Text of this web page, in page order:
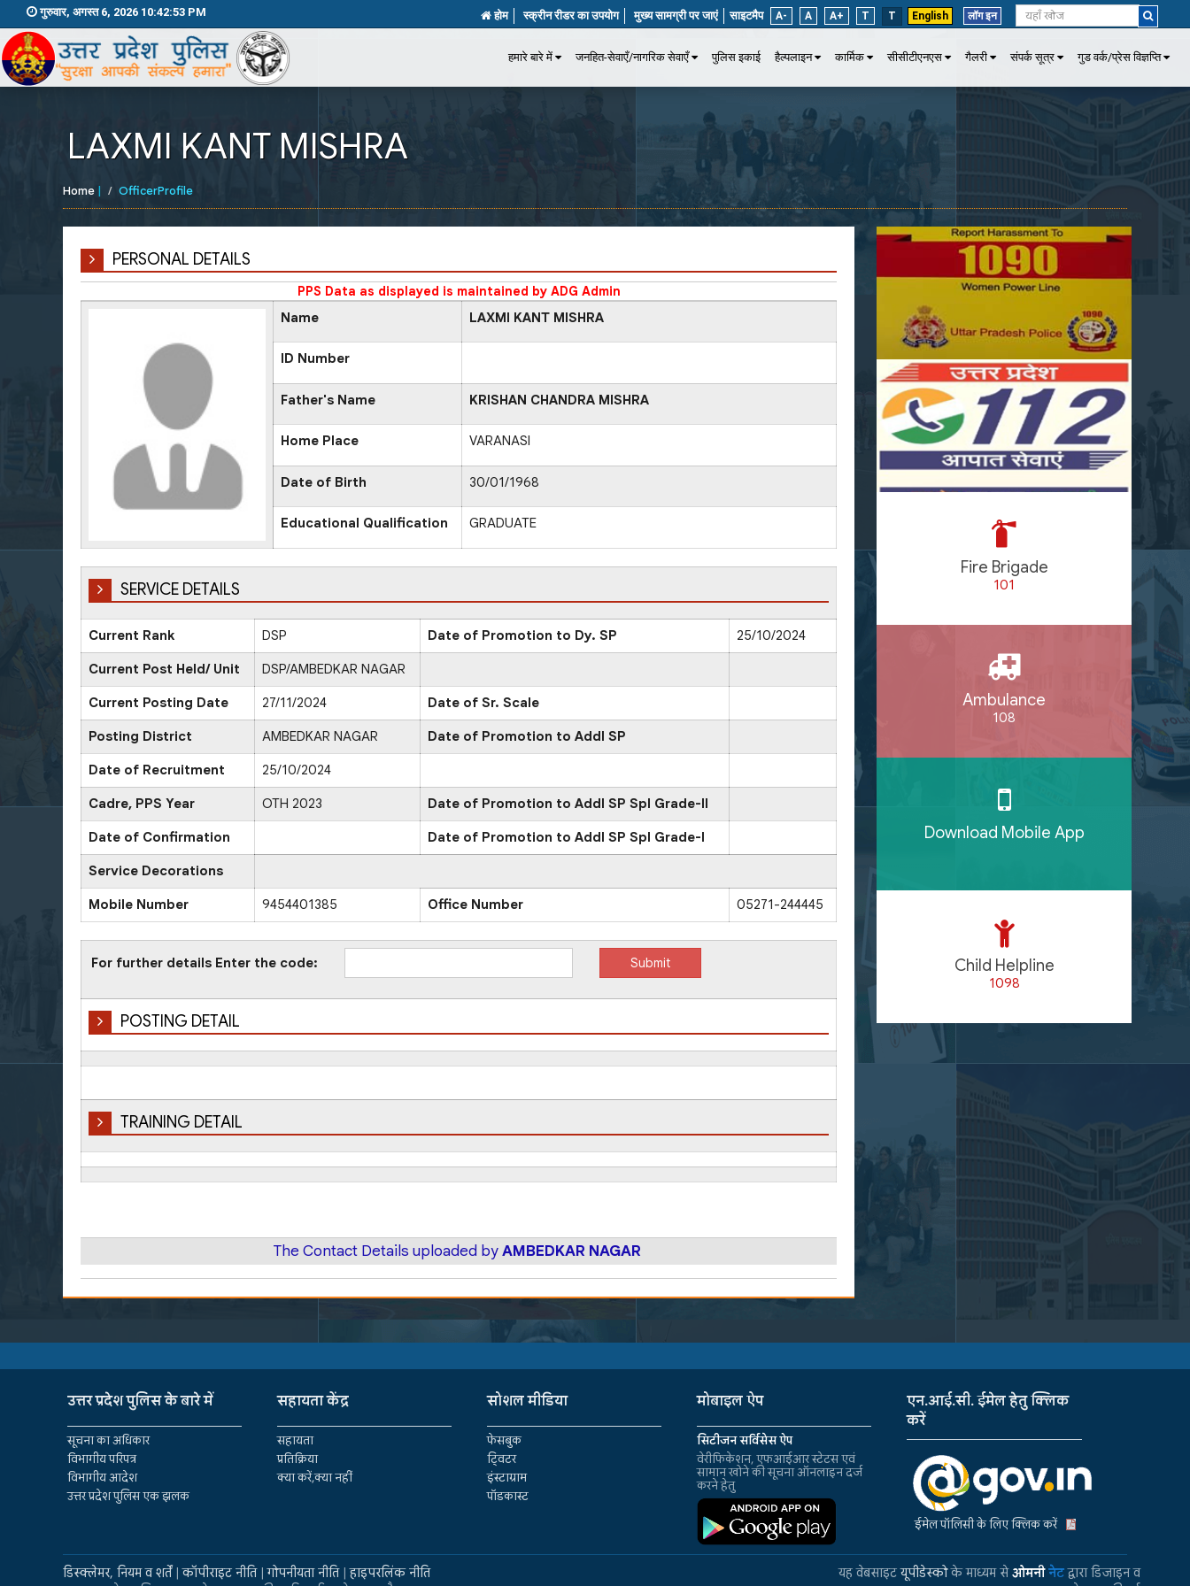
गुरुवार, अगस्त 6, 2026 10:42:54 PM होम स्क्रीन रीडर का उपयोग मुख्य सामग्री पर जाएं साइटमैप A- A A+ T T English लॉग इन
हमारे बारे में जनहित-सेवाएँ/नागरिक सेवाएँ पुलिस इकाई हैल्पलाइन कार्मिक सीसीटीएनएस गैलरी संपर्क सूत्र गुड वर्क/प्रेस विज्ञप्ति
LAXMI KANT MISHRA
Home | OfficerProfile
PERSONAL DETAILS
PPS Data as displayed is maintained by ADG Admin
Name
LAXMI KANT MISHRA
ID Number
Father's Name KRISHAN CHANDRA MISHRA
Home Place VARANASI
Date of Birth 30/01/1968
Educational Qualification GRADUATE
SERVICE DETAILS
Current Rank DSP Date of Promotion to Dy. SP 25/10/2024
Current Post Held/ Unit DSP/AMBEDKAR NAGAR
Current Posting Date 27/11/2024 Date of Sr. Scale
Posting District AMBEDKAR NAGAR Date of Promotion to Addl SP
Date of Recruitment 25/10/2024
Cadre, PPS Year OTH 2023 Date of Promotion to Addl SP Spl Grade-II
Date of Confirmation Date of Promotion to Addl SP Spl Grade-I
Service Decorations
Mobile Number 9454401385 Office Number 05271-244445
For further details Enter the code:
POSTING DETAIL
TRAINING DETAIL
The Contact Details uploaded byAMBEDKAR NAGAR
Fire Brigade
101
Ambulance
108
Download Mobile App
Child Helpline
1098
उत्तर प्रदेश पुलिस के बारे में
सूचना का अधिकार
विभागीय परिपत्र
विभागीय आदेश
उत्तर प्रदेश पुलिस एक झलक
सहायता केंद्र
सहायता
प्रतिक्रिया
क्या करें,क्या नहीं
सोशल मीडिया
फेसबुक
ट्विटर
इंस्टाग्राम
पॉडकास्ट
मोबाइल ऐप
सिटीजन सर्विसेस ऐप
वेरीफिकेशन, एफआईआर स्टेटस एवं
सामान खोने की सूचना ऑनलाइन दर्ज
करने हेतु
एन.आई.सी. ईमेल हेतु क्लिक
करें
ईमेल पॉलिसी के लिए क्लिक करें
डिस्क्लेमर, नियम व शर्तें|कॉपीराइट नीति|गोपनीयता नीति|हाइपरलिंक नीति
यह वेबसाइटयूपीडेस्कोके माध्यम सेओमनीनेटद्वारा डिजाइन व